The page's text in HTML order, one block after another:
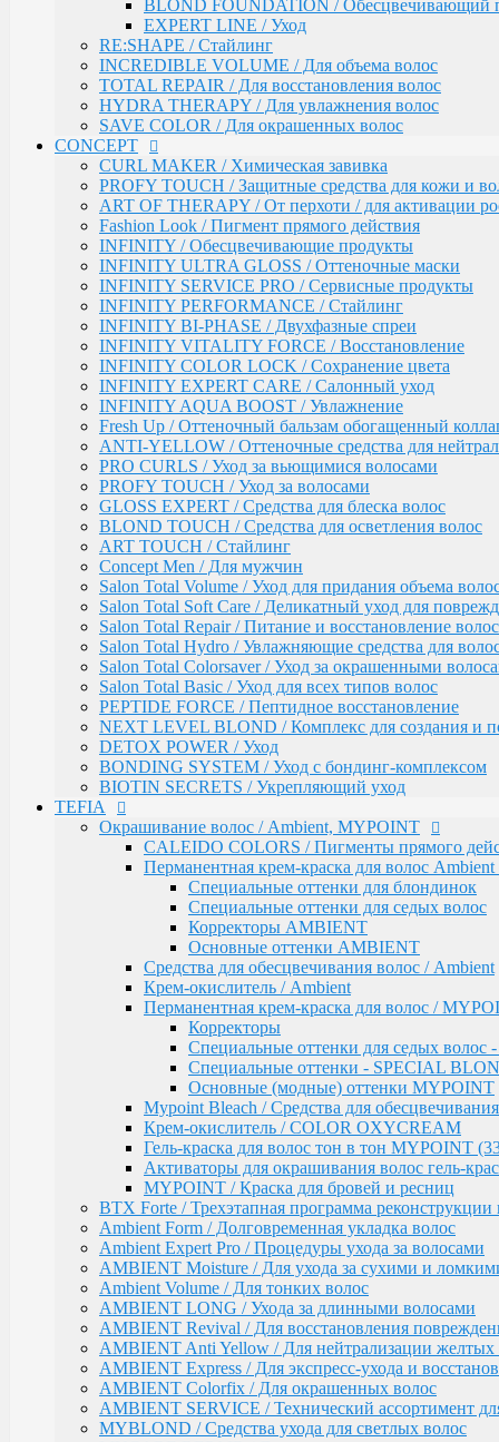
INFINITY PERFORMANCE / Стайлинг
INFINITY BI-PHASE / Двухфазные спреи
INFINITY VITALITY FORCE / Восстановление
INFINITY COLOR LOCK / Сохранение цвета
INFINITY EXPERT CARE / Салонный уход
INFINITY AQUA BOOST / Увлажнение
Fresh Up / Оттеночный бальзам обогащенный
ANTI-YELLOW / Оттеночные средства для
PRO CURLS / Уход за вьющимися волосами
PROFY TOUCH / Уход за волосами
GLOSS EXPERT / Средства для блеска волос
BLOND TOUCH / Средства для осветления волос
ART TOUCH / Стайлинг
Concept Men / Для мужчин
Salon Total Volume / Уход для придания объема
Salon Total Soft Care / Деликатный уход для
Salon Total Repair / Питание и восстановление волос
Salon Total Hydro / Увлажняющие средства для волос
Salon Total Colorsaver / Уход за окрашенными
Salon Total Basic / Уход для всех типов волос
PEPTIDE FORCE / Пептидное восстановление
NEXT LEVEL BLOND / Комплекс для создания и
DETOX POWER / Уход
BONDING SYSTEM / Уход с бондинг-комплексом
BIOTIN SECRETS / Укрепляющий уход
TEFIA
Окрашивание волос / Ambient, MYPOINT
CALEIDO COLORS / Пигменты прямого
Перманентная крем-краска для волос Ambient
Специальные оттенки для блондинок
Специальные оттенки для седых волос
Корректоры AMBIENT
Основные оттенки AMBIENT
Средства для обесцвечивания волос / Ambient
Крем-окислитель / Ambient
Перманентная крем-краска для волос /
Корректоры
Специальные оттенки для седых волос
Специальные оттенки - SPECIAL
Основные (модные) оттенки MYPOINT
Крем-окислитель / COLOR OXYCREAM
Гель-краска для волос тон в тон MYPOINT (33
Активаторы для окрашивания волос гель-
MYPOINT / Краска для бровей и ресниц
BTX Forte / Трехэтапная программа реконструкции
Ambient Form / Долговременная укладка волос
Ambient Expert Pro / Процедуры ухода за волосами
AMBIENT Moisture / Для ухода за сухими и
Ambient Volume / Для тонких волос
AMBIENT LONG / Ухода за длинными волосами
AMBIENT Revival / Для восстановления
AMBIENT Anti Yellow / Для нейтрализации желтых
AMBIENT Express / Для экспресс-ухода и
AMBIENT Colorfix / Для окрашенных волос
AMBIENT SERVICE / Технический ассортимент
MYBLOND / Средства ухода для светлых волос
MYCARE REPAIR / Для поврежденных волос
MYCARE MOISTURE / Для сухих и вьющихся
MYCARE VOLUME / Для тонких волос
MYPOINT COLOR CARE / Для светлых волос
Mycare COLOR / Для окрашенных волос
MYWAVES / Перманентная завивка для волос
MYPOINT SERVICE / Технический ассортимент для
MYTREAT / Трихологическая серия
MAN.CODE / Мужская серия
STYLE.UP / Средства для стайлинга
АКСЕССУАРЫ
EPICA
ADAPTO POWER / восстановления и укрепления
LAMINATION SYSTEM
Окрашивание и осветление
BLOND FOUNDATION / Обесцвечивающий
EXPERT LINE / Уход
RE:SHAPE / Стайлинг
INCREDIBLE VOLUME / Для объема волос
TOTAL REPAIR / Для восстановления волос
HYDRA THERAPY / Для увлажнения волос
SAVE COLOR / Для окрашенных волос
CONCEPT
CURL MAKER / Химическая завивка
PROFY TOUCH / Защитные средства для кожи и
ART OF THERAPY / От перхоти / для активации
Fashion Look / Пигмент прямого действия
INFINITY / Обесцвечивающие продукты
INFINITY ULTRA GLOSS / Оттеночные маски
INFINITY SERVICE PRO / Сервисные продукты
INFINITY PERFORMANCE / Стайлинг
INFINITY BI-PHASE / Двухфазные спреи
INFINITY VITALITY FORCE / Восстановление
INFINITY COLOR LOCK / Сохранение цвета
INFINITY EXPERT CARE / Салонный уход
INFINITY AQUA BOOST / Увлажнение
Fresh Up / Оттеночный бальзам обогащенный
ANTI-YELLOW / Оттеночные средства для
PRO CURLS / Уход за вьющимися волосами
PROFY TOUCH / Уход за волосами
GLOSS EXPERT / Средства для блеска волос
BLOND TOUCH / Средства для осветления волос
ART TOUCH / Стайлинг
Concept Men / Для мужчин
Salon Total Volume / Уход для придания объема
Salon Total Soft Care / Деликатный уход для
Salon Total Repair / Питание и восстановление волос
Salon Total Hydro / Увлажняющие средства для
Salon Total Colorsaver / Уход за окрашенными
Salon Total Basic / Уход для всех типов волос
PEPTIDE FORCE / Пептидное восстановление
NEXT LEVEL BLOND / Комплекс для создания и
DETOX POWER / Уход
BONDING SYSTEM / Уход с бондинг-комплексом
BIOTIN SECRETS / Укрепляющий уход
TEFIA
Окрашивание волос / Ambient, MYPOINT
CALEIDO COLORS / Пигменты прямого
Перманентная крем-краска для волос Ambient
Специальные оттенки для блондинок
Специальные оттенки для седых волос
Корректоры AMBIENT
Основные оттенки AMBIENT
Средства для обесцвечивания волос / Ambient
Крем-окислитель / Ambient
Перманентная крем-краска для волос /
Корректоры
Специальные оттенки для седых волос
Специальные оттенки - SPECIAL
Основные (модные) оттенки MYPOINT
Mypoint Bleach / Средства для
Крем-окислитель / COLOR OXYCREAM
Гель-краска для волос тон в тон MYPOINT
Активаторы для окрашивания волос гель-
MYPOINT / Краска для бровей и ресниц
BTX Forte / Трехэтапная программа реконструкции
Ambient Form / Долговременная укладка волос
Ambient Expert Pro / Процедуры ухода за волосами
AMBIENT Moisture / Для ухода за сухими и
Ambient Volume / Для тонких волос
AMBIENT LONG / Ухода за длинными волосами
AMBIENT Revival / Для восстановления
AMBIENT Anti Yellow / Для нейтрализации желтых
AMBIENT Express / Для экспресс-ухода и
AMBIENT Colorfix / Для окрашенных волос
AMBIENT SERVICE / Технический ассортимент
MYBLOND / Средства ухода для светлых волос